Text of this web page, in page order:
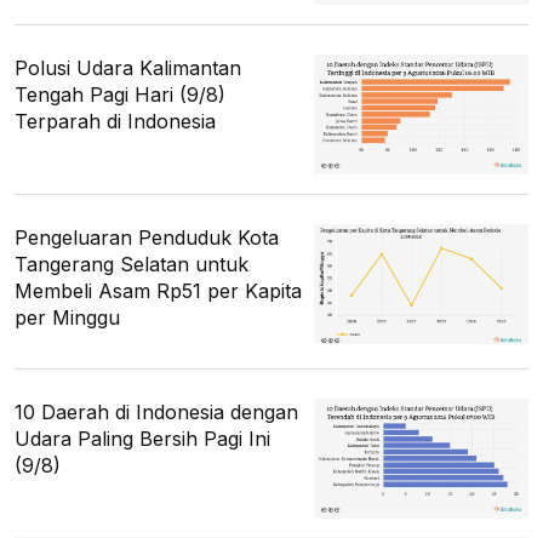
Polusi Udara Kalimantan
Tengah Pagi Hari (9/8)
Terparah di Indonesia
Pengeluaran Penduduk Kota
Tangerang Selatan untuk
Membeli Asam Rp51 per Kapita
per Minggu
10 Daerah di Indonesia dengan
Udara Paling Bersih Pagi Ini
(9/8)